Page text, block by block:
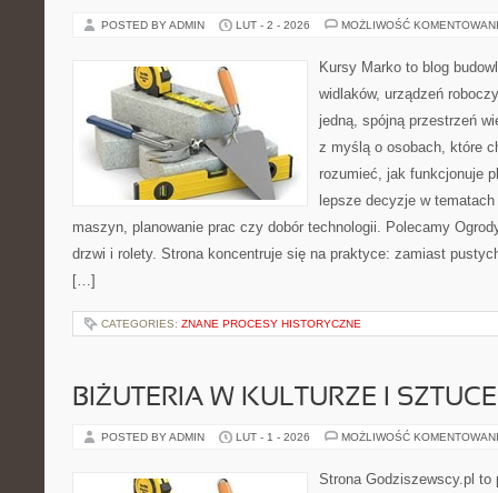
POSTED BY ADMIN LUT - 2 - 2026 MOŻLIWOŚĆ
Kursy Marko to blog
widlaków, urządzeń
jedną, spójną przestrzeń
z myślą o osobach, które
rozumieć, jak funkcjonuje
lepsze decyzje w
maszyn, planowanie prac czy dobór technologii. Polecamy
drzwi i rolety. Strona koncentruje się na praktyce: zamiast
[…]
CATEGORIES: ZNANE PROCESY HISTORYCZNE
BIŻUTERIA W KULTURZE I SZTUCE
POSTED BY ADMIN LUT - 1 - 2026 MOŻLIWOŚĆ
Strona Godziszewscy.pl